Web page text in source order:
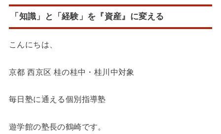
「知識」と「経験」を『資産』に変える
こんにちは、
京都 西京区 桂の桂中・桂川中対象
毎日塾に通える個別指導塾
遊学館の塾長の鶴崎です。